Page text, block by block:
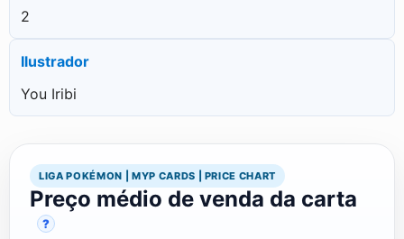
2
Ilustrador
You Iribi
LIGA POKÉMON | MYP CARDS | PRICE CHART
Preço médio de venda da carta
?